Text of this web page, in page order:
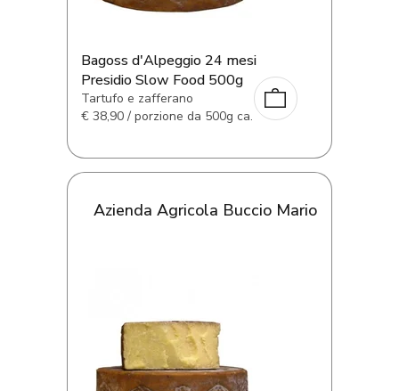
Bagoss d'Alpeggio 24 mesi
Presidio Slow Food 500g
Tartufo e zafferano
€ 38,90 / porzione da 500g ca.
Azienda Agricola Buccio Mario